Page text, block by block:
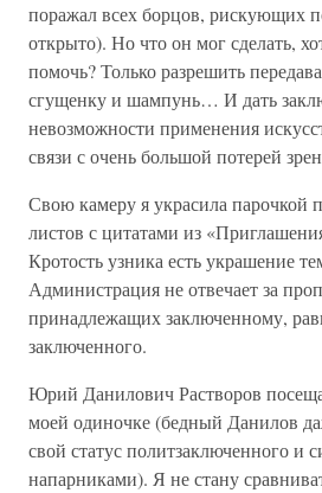
поражал всех борцов, рискующих
открыто). Но что он мог сделать,
помочь? Только разрешить
сгущенку и шампунь… И дать
невозможности применения
связи с очень большой потерей
Свою камеру я украсила парочкой
листов с цитатами из
Кротость узника есть украшение
Администрация не отвечает за
принадлежащих заключенному,
заключенного.
Юрий Данилович Растворов
моей одиночке (бедный Данилов
свой статус политзаключенного и
напарниками). Я не стану